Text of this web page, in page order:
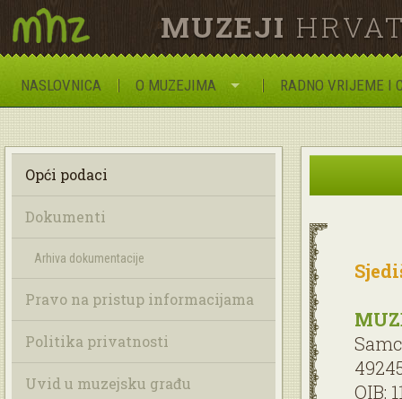
MUZEJI
NASLOVNICA O MUZEJIMA RADNO VRIJEME I
Opći podaci
Dokumenti
Arhiva dokumentacije
Pravo na pristup informacijama
Politika privatnosti
Uvid u muzejsku građu
OIB: